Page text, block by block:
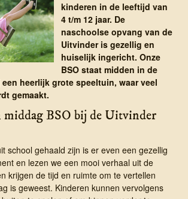
kinderen in de leeftijd van
4 t/m 12 jaar. De
naschoolse opvang van de
Uitvinder is gezellig en
huiselijk ingericht. Onze
BSO staat midden in de
heerlijk grote speeltuin, waar veel
gemaakt.
middag BSO bij de Uitvinder
school gehaald zijn is er even een gezellig
en lezen we een mooi verhaal uit de
krijgen de tijd en ruimte om te vertellen
is geweest. Kinderen kunnen vervolgens